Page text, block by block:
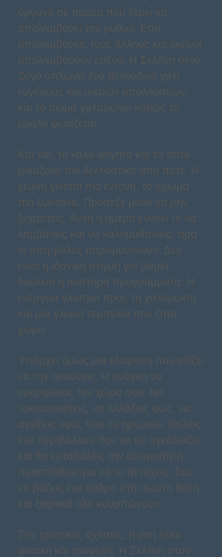
όργανο σε παρέα που ξέρει να
απολαμβάνει τον ρυθμό. Εσύ
απολαμβάνεις τους άλλους και εκείνοι
απολαμβάνουν εσένα. Η Σελήνη στον
Ζυγό απλώνει ένα βελούδινο χαλί
ευγένειας και μικρών απολαύσεων,
και το σώμα χαλαρώνει καθώς το
μυαλό φωτίζεται.
Και ναι, το καλό φαγητό και το ποτό
μοιάζουν πιο δελεαστικά από ποτέ. Η
γεύση γίνεται πιο έντονη, το άρωμα
πιο ζωντανό. Πρόσεξε μόνο να μην
ξεχαστείς. Αυτή η ημέρα ευνοεί το να
λαμβάνεις και να καλομαθαίνεις, άρα
οι υπερβολές παραμονεύουν. Δεν
είναι η ιδανική στιγμή για βαριά
δουλειά ή αυστηρά προγράμματα. Η
ενέργεια γλιστρά προς τη χαλάρωση
και μια γλυκιά τεμπελιά που ζητά
χώρο.
Υπάρχει όμως μια εξαίρεση που αξίζει
να την ακούσεις. Η ανάγκη να
ομορφύνεις τον χώρο σου. Να
τακτοποιήσεις, να αλλάξεις φως, να
αγγίξεις υφές που σε ηρεμούν. Θέλεις
ένα περιβάλλον που να σε αγκαλιάζει
και θα καταβάλεις την απαραίτητη
προσπάθεια για να το πετύχεις. Σαν
να βάζεις ένα κάδρο στη σωστή θέση
και ξαφνικά όλα κουμπώνουν.
Στις ερωτικές σχέσεις, η ροή είναι
φυσική και τρυφερή. Η Σελήνη στον